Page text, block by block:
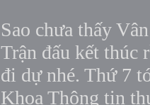
Sao chưa thấy
Trận đấu kết thúc
đi dự nhé. Thứ 7
Khoa Thông tin